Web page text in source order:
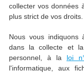
collecter vos données
plus strict de vos droits.
Nous vous indiquons
dans la collecte et
personnel, à la loi
l'informatique, aux